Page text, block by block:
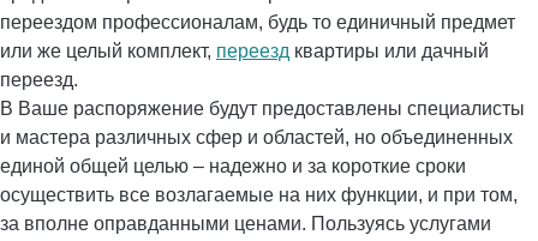
переездом профессионалам, будь то единичный предмет
или же целый комплект, переезд квартиры или дачный
переезд.
В Ваше распоряжение будут предоставлены специалисты
и мастера различных сфер и областей, но объединенных
единой общей целью – надежно и за короткие сроки
осуществить все возлагаемые на них функции, и при том,
за вполне оправданными ценами. Пользуясь услугами